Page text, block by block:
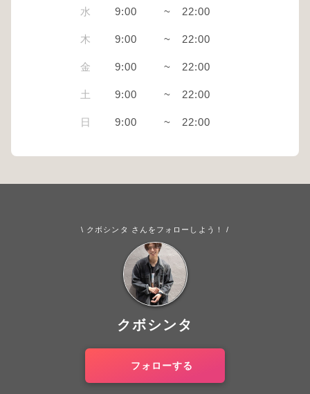
水 9:00 ~ 22:00
木 9:00 ~ 22:00
金 9:00 ~ 22:00
土 9:00 ~ 22:00
日 9:00 ~ 22:00
\ クボシンタ さんをフォローしよう！ /
クボシンタ
フォローする